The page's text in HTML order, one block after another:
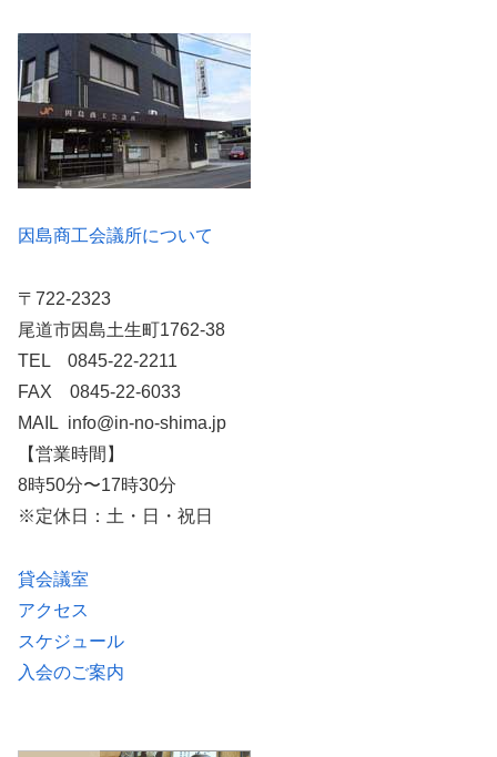
因島商工会議所について
〒722-2323
尾道市因島土生町1762-38
TEL 0845-22-2211
FAX 0845-22-6033
MAIL info@in-no-shima.jp
【営業時間】
8時50分〜17時30分
※定休日：土・日・祝日
貸会議室
アクセス
スケジュール
入会のご案内